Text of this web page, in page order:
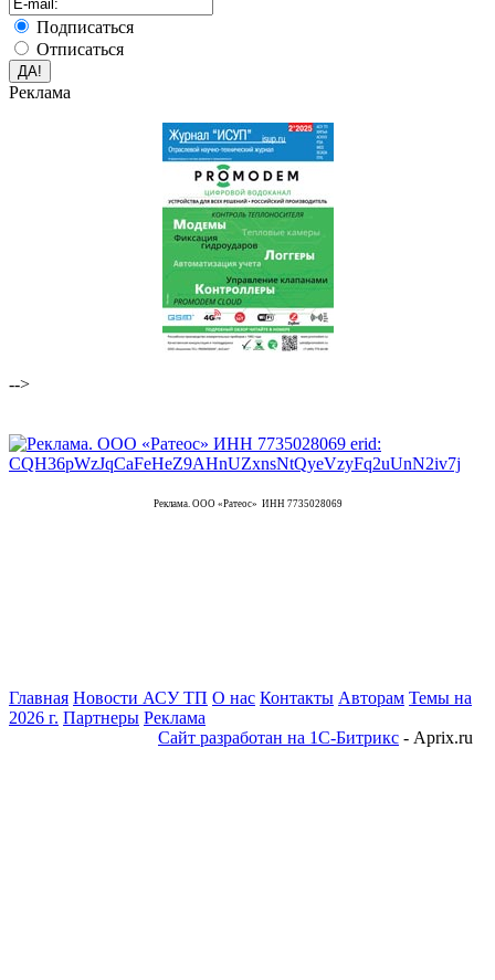
Подписаться
Отписаться
Реклама
-->
Реклама. ООО «Ратеос» ИНН 7735028069
Главная Новости АСУ ТП О нас Контакты Авторам Темы на
2026 г. Партнеры Реклама
Сайт разработан на 1С-Битрикс - Aprix.ru